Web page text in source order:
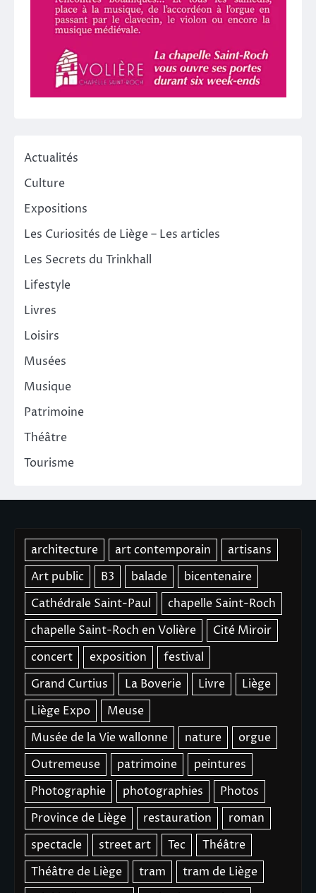
Actualités
Culture
Expositions
Les Curiosités de Liège – Les articles
Les Secrets du Trinkhall
Lifestyle
Livres
Loisirs
Musées
Musique
Patrimoine
Théâtre
Tourisme